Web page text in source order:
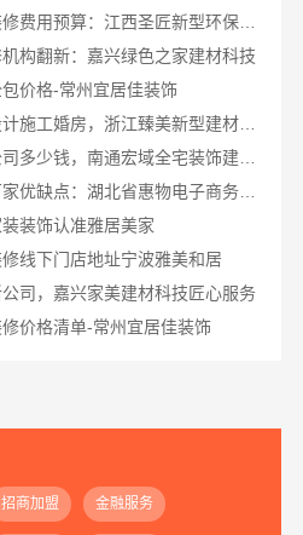
本地好用室内装修费用预算：江西圣匠新型环保材料有限公司
构翻新：嘉兴绿色之家建材科技
价格-常州宜居佳装饰
直营住宅装修设计施工婚房，浙江臻美新型建材有限公司品质打造
靠谱全屋装修公司多少钱，南通宏域全宅装饰建材有限公司
推荐母婴用品厂家优缺点：湖北省惠物电子商务有限公司
装饰认准雅居美家
线下门店地址宁波雅美和居
司，嘉兴家美建材科技匠心服务
价格清单-常州宜居佳装饰
招商加盟 金融服务